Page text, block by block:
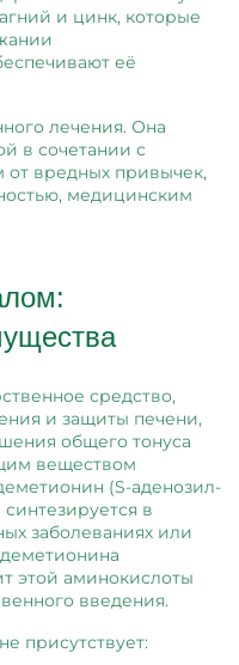
и цинк, которые
её
лечения. Она
в сочетании с
от вредных привычек,
медицинским
средство,
и защиты печени,
общего тонуса
веществом
(S-аденозил-
в
заболеваниях или
этой аминокислоты
введения.
присутствует: